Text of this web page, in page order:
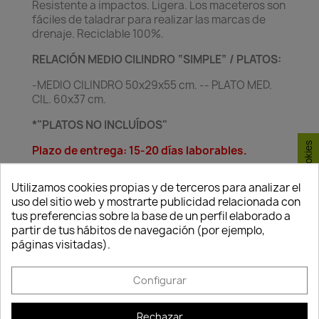
Resistente a impactos. Ligera. Los maceteros son
fáciles de taladrar para realizar las marcas de
drenaje. Reciclable 100%.
RELACIÓN MEDIO CILINDRO “SIMPLE” / PLATOS:
-MEDIO CILINDRO 50x29x55 cm. -- PLATO MED.
CIL. 60x37 cm.
*"PLATOS NO INCLUÍDOS"
Plazo de entrega: 15-20 días laborables.
son 100% seguros.
entrega
Envío peninsular,
Islas Baleares y
para hacer la
Utilizamos cookies propias y de terceros para analizar el
uso del sitio web y mostrarte publicidad relacionada con
tus preferencias sobre la base de un perfil elaborado a
partir de tus hábitos de navegación (por ejemplo,
páginas visitadas).
Configurar
Consentimiento de cookies